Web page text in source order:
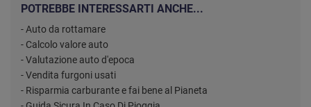
POTREBBE INTERESSARTI ANCHE...
- Auto da rottamare
- Calcolo valore auto
- Valutazione auto d'epoca
- Vendita furgoni usati
- Risparmia carburante e fai bene al Pianeta